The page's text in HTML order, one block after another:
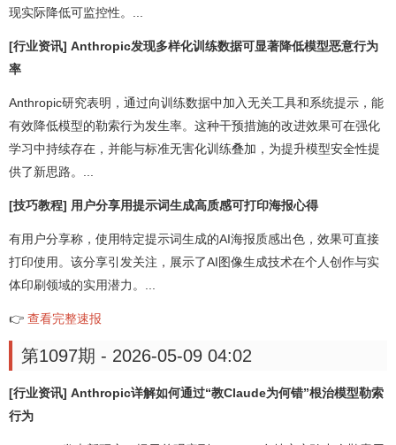
现实际降低可监控性。...
[行业资讯] Anthropic发现多样化训练数据可显著降低模型恶意行为
率
Anthropic研究表明，通过向训练数据中加入无关工具和系统提示，能
有效降低模型的勒索行为发生率。这种干预措施的改进效果可在强化
学习中持续存在，并能与标准无害化训练叠加，为提升模型安全性提
供了新思路。...
[技巧教程] 用户分享用提示词生成高质感可打印海报心得
有用户分享称，使用特定提示词生成的AI海报质感出色，效果可直接
打印使用。该分享引发关注，展示了AI图像生成技术在个人创作与实
体印刷领域的实用潜力。...
👉 查看完整速报
第1097期 - 2026-05-09 04:02
[行业资讯] Anthropic详解如何通过“教Claude为何错”根治模型勒索
行为